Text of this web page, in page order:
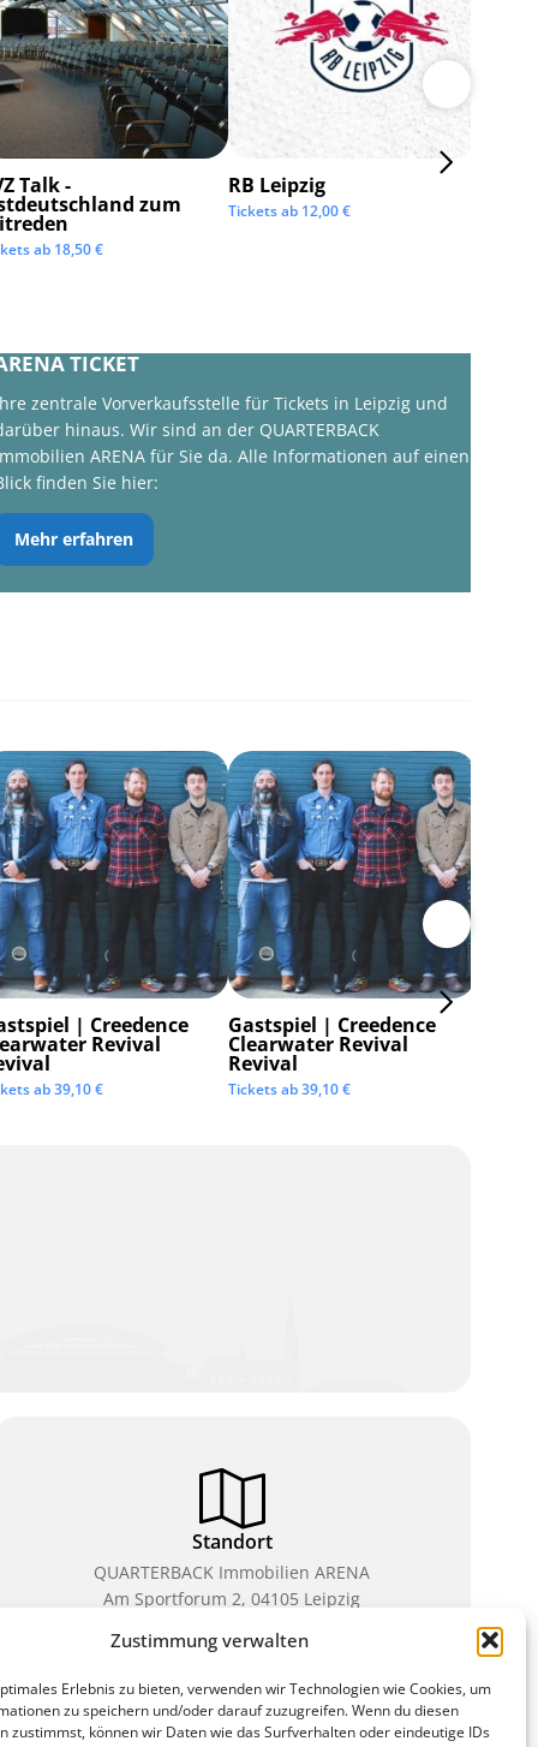
Zustimmung verwalten
Erlebnis zu bieten, verwenden wir Technologien wie Cookies, um
zu speichern und/oder darauf zuzugreifen. Wenn du diesen
zustimmst, können wir Daten wie das Surfverhalten oder eindeutige IDs
Talk -
zum
ab 18,50€
RB Leipzig
Tickets ab 12,00€
TICKET
zentrale Vorverkaufsstelle für Tickets in Leipzig und
hinaus. Wir sind an der QUARTERBACK
ARENA für Sie da. Alle Informationen auf einen
finden Sie hier:
Mehr erfahren
| Creedence
Revival
ab39,10€
Gastspiel | Creedence
Clearwater Revival
Revival
Tickets ab39,10€
Standort
QUARTERBACK Immobilien ARENA
Am Sportforum 2, 04105 Leipzig
Sie erreichen uns mit dem Öffentlichen Nahverkehr:
Waldplatz/Arena. Kostenfreies Parken ist während
des Ticketkaufs möglich.